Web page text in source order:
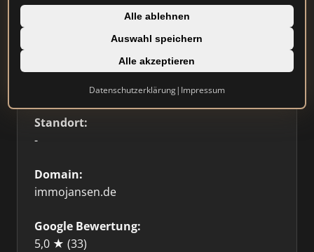
Alle ablehnen
Auswahl speichern
Alle akzeptieren
Datenschutzerklärung| Impressum
Typ:
Einzelner Makler
Standort:
-
Domain:
immojansen.de
Google Bewertung:
5,0 ★ (33)